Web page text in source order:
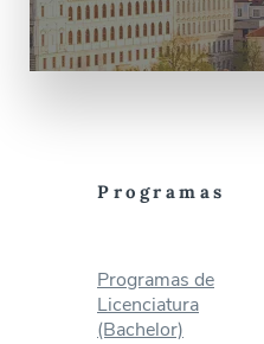
Programas
Programas de
Licenciatura
(Bachelor)